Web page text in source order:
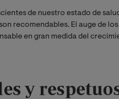
de nuestro estado de
recomendables. El auge de los
en gran medida del
y